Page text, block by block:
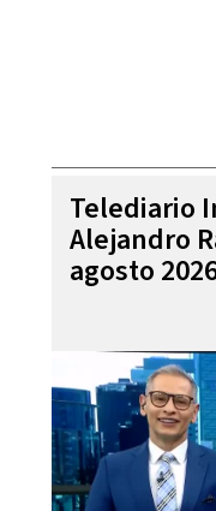
Telediario
Alejandro
agosto